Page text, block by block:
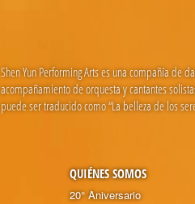
Shen Yun Performing Arts es una compañía de
acompañamiento de orquesta y cantantes
puede ser traducido como “La belleza de los
QUIÉNES SOMOS
20° Aniversario